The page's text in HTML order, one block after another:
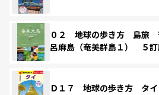
０２ 地球の歩き方 島旅
呂麻島（奄美群島１） ５訂
Ｄ１７ 地球の歩き方 タ